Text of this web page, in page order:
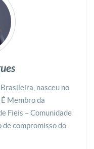
nasceu no
Membro da
Fieis – Comunidade
de compromisso do